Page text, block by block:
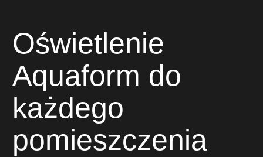
Oświetlenie
Aquaform do
każdego
pomieszczenia